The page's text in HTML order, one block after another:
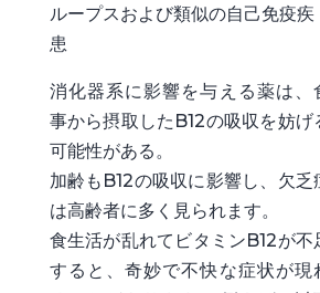
ループスおよび類似の自己免疫疾
患
消化器系に影響を与える薬は、
事から摂取したB12の吸収を妨げ
可能性がある。
加齢もB12の吸収に影響し、欠乏
は高齢者に多く見られます。
食生活が乱れてビタミンB12が不
すると、奇妙で不快な症状が現